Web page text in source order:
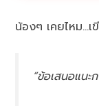
น้องๆ เคยไหม…
“ข้อเสนอแนะ